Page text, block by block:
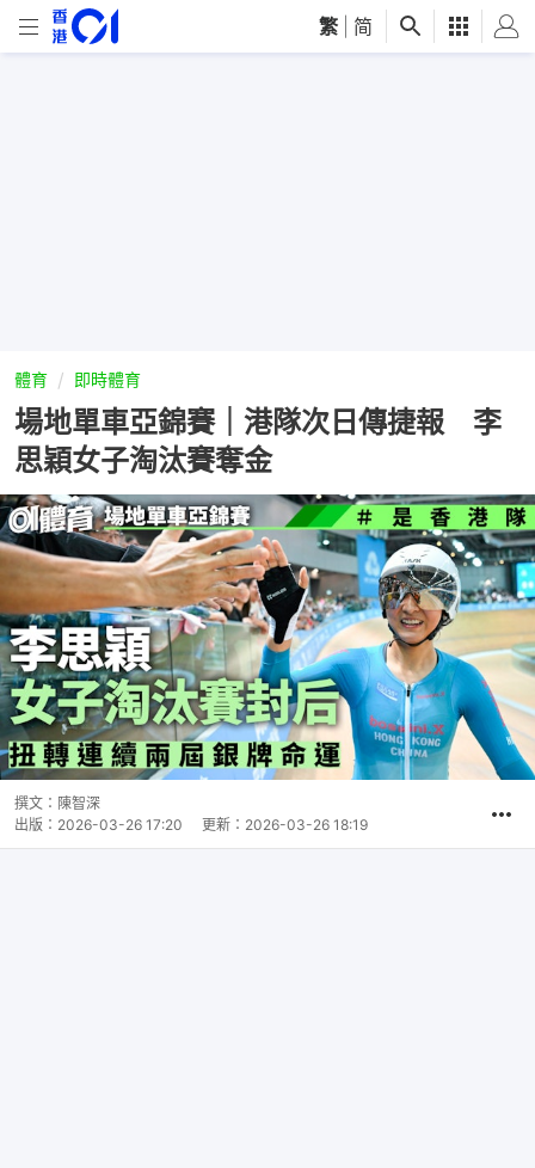
繁 简
體育 即時體育
場地單車亞錦賽｜港隊次日傳捷報 李
思穎女子淘汰賽奪金
撰文： 陳智深
出版： 2026-03-26 17:20 更新： 2026-03-26 18:19